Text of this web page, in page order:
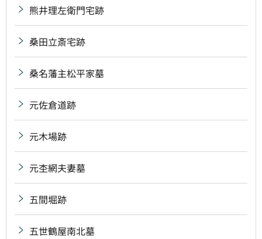
熊井理左衛門宅跡
桑田立斎宅跡
桑名藩主松平家墓
元佐倉道跡
元木場跡
元杢網夫妻墓
五間堀跡
五世鶴屋南北墓